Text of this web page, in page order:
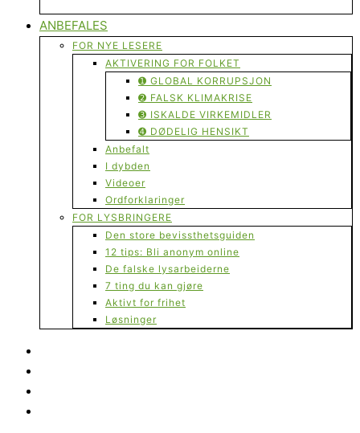
ANBEFALES
FOR NYE LESERE
AKTIVERING FOR FOLKET
➊ GLOBAL KORRUPSJON
➋ FALSK KLIMAKRISE
➌ ISKALDE VIRKEMIDLER
➍ DØDELIG HENSIKT
Anbefalt
I dybden
Videoer
Ordforklaringer
FOR LYSBRINGERE
Den store bevissthetsguiden
12 tips: Bli anonym online
De falske lysarbeiderne
7 ting du kan gjøre
Aktivt for frihet
Løsninger